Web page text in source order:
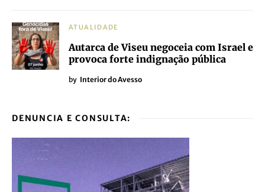
ATUALIDADE
Autarca de Viseu negoceia com Israel e
provoca forte indignação pública
by Interior do Avesso
DENUNCIA E CONSULTA: